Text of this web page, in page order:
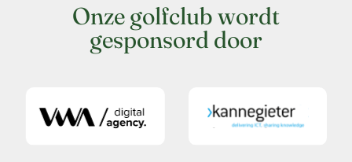
Onze golfclub wordt
gesponsord door